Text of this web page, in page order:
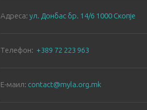
Aдреса: ул. Донбас бр. 14/6 1000 Скопје
Tелефон: +389 72 223 963
E-маил: contact@myla.org.mk